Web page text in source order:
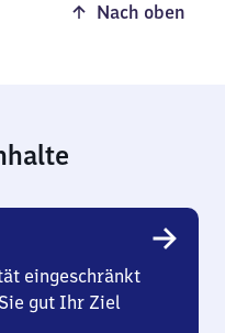
Nach oben
eingeschränkt
gut Ihr Ziel